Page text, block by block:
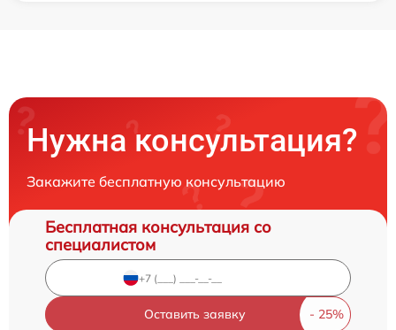
Нужна консультация?
Закажите бесплатную консультацию
Бесплатная консультация со
специалистом
Оставить заявку